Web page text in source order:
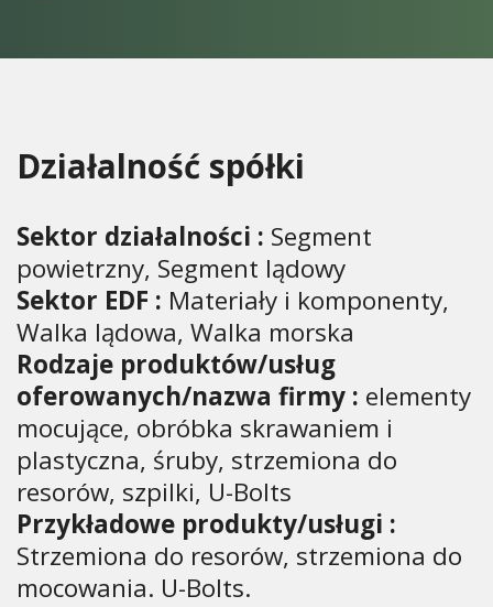
Działalność spółki
Sektor działalności : Segment
powietrzny, Segment lądowy
Sektor EDF : Materiały i komponenty,
Walka lądowa, Walka morska
Rodzaje produktów/usług
oferowanych/nazwa firmy : elementy
mocujące, obróbka skrawaniem i
plastyczna, śruby, strzemiona do
resorów, szpilki, U-Bolts
Przykładowe produkty/usługi :
Strzemiona do resorów, strzemiona do
mocowania. U-Bolts.